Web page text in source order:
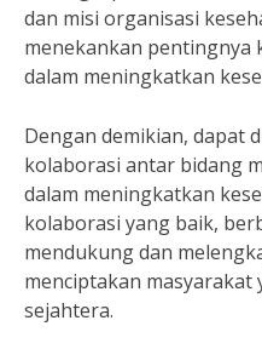
dan misi organisasi
menekankan pentingnya
dalam meningkatkan
Dengan demikian, dapat
kolaborasi antar bidang
dalam meningkatkan
kolaborasi yang baik,
mendukung dan
menciptakan masyarakat
sejahtera.